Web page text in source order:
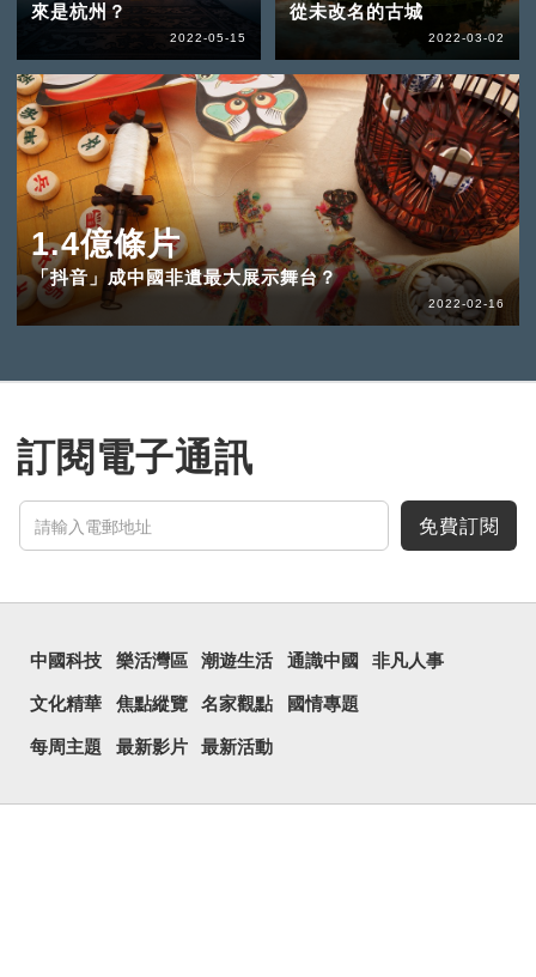
來是杭州？
2022-05-15
從未改名的古城
2022-03-02
1.4億條片
「抖音」成中國非遺最大展示舞台？
2022-02-16
訂閱電子通訊
免費訂閱
中國科技 樂活灣區 潮遊生活 通識中國 非凡人事
文化精華 焦點縱覽 名家觀點 國情專題
每周主題 最新影片 最新活動